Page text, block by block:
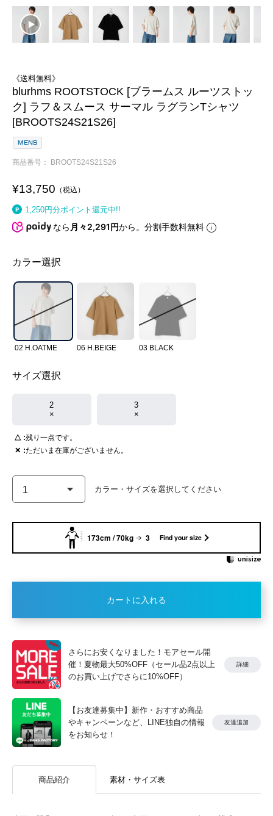
《送料無料》
blurhms ROOTSTOCK [ブラームス ルーツストッ
ク] ラフ＆スムース サーマル ラグランTシャツ
[BROOTS24S21S26]
MENS
商品番号 BROOTS24S21S26
¥13,750 税込
1,250円分ポイント還元中!!
なら 月々2,291円から。分割手数料無料
カラー選択
02 H.OATME 06 H.BEIGE 03 BLACK
サイズ選択
2
×
3
×
△ 残り一点です。
✕
ただいま在庫がございません。
173cm / 70kg 3 Find your size
カートに入れる
さらにお安くなりました！モアセール開
催！夏物最大50%OFF（セール品2点以上
のお買い上げでさらに10%OFF）
詳細
【お友達募集中】新作・おすすめ商品
やキャンペーンなど、LINE独自の情報
をお知らせ！
友達追加
商品紹介 素材・サイズ表